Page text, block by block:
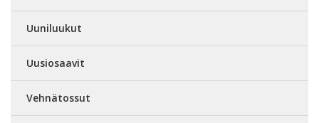
Uuniluukut
Uusiosaavit
Vehnätossut